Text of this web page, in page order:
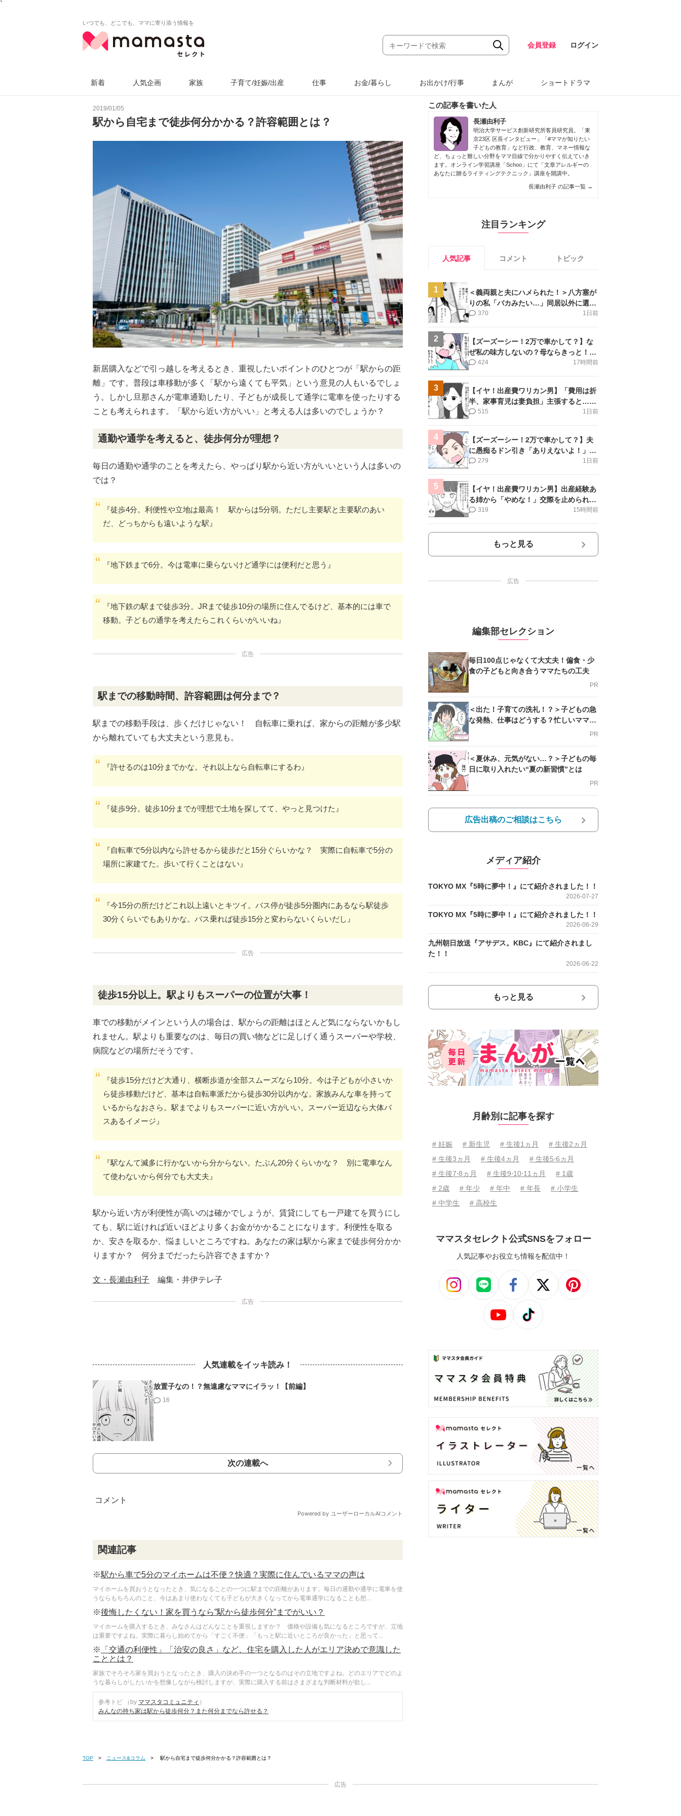
`
いつでも、どこでも、ママに寄り添う情報を
会員登録 ログイン
新着 人気企画 家族 子育て/妊娠/出産 仕事 お金/暮らし お出かけ/行事 まんが ショートドラマ
2019/01/05
駅から自宅まで徒歩何分かかる？許容範囲とは？
新居購入などで引っ越しを考えるとき、重視したいポイントのひとつが「駅からの距
離」です。普段は車移動が多く「駅から遠くても平気」という意見の人もいるでしょ
う。しかし旦那さんが電車通勤したり、子どもが成長して通学に電車を使ったりする
ことも考えられます。「駅から近い方がいい」と考える人は多いのでしょうか？
通勤や通学を考えると、徒歩何分が理想？
毎日の通勤や通学のことを考えたら、やっぱり駅から近い方がいいという人は多いの
では？
『徒歩4分。利便性や立地は最高！ 駅からは5分弱。ただし主要駅と主要駅のあい
だ、どっちからも遠いような駅』
『地下鉄まで6分。今は電車に乗らないけど通学には便利だと思う』
『地下鉄の駅まで徒歩3分。JRまで徒歩10分の場所に住んでるけど、基本的には車で
移動。子どもの通学を考えたらこれくらいがいいね』
広告
駅までの移動時間、許容範囲は何分まで？
駅までの移動手段は、歩くだけじゃない！ 自転車に乗れば、家からの距離が多少駅
から離れていても大丈夫という意見も。
『許せるのは10分までかな。それ以上なら自転車にするわ』
『徒歩9分。徒歩10分までが理想で土地を探してて、やっと見つけた』
『自転車で5分以内なら許せるから徒歩だと15分ぐらいかな？ 実際に自転車で5分の
場所に家建てた。歩いて行くことはない』
『今15分の所だけどこれ以上遠いとキツイ。バス停が徒歩5分圏内にあるなら駅徒歩
30分くらいでもありかな。バス乗れば徒歩15分と変わらないくらいだし』
広告
徒歩15分以上。駅よりもスーパーの位置が大事！
車での移動がメインという人の場合は、駅からの距離はほとんど気にならないかもし
れません。駅よりも重要なのは、毎日の買い物などに足しげく通うスーパーや学校、
病院などの場所だそうです。
『徒歩15分だけど大通り、横断歩道が全部スムーズなら10分。今は子どもが小さいか
ら徒歩移動だけど、基本は自転車派だから徒歩30分以内かな。家族みんな車を持って
いるからなおさら。駅までよりもスーパーに近い方がいい。スーパー近辺なら大体バ
スあるイメージ』
『駅なんて滅多に行かないから分からない。たぶん20分くらいかな？ 別に電車なん
て使わないから何分でも大丈夫』
駅から近い方が利便性が高いのは確かでしょうが、賃貸にしても一戸建てを買うにし
ても、駅に近ければ近いほどより多くお金がかかることになります。利便性を取る
か、安さを取るか、悩ましいところですね。あなたの家は駅から家まで徒歩何分かか
りますか？ 何分までだったら許容できますか？
文・長瀬由利子 編集・井伊テレ子
広告
人気連載をイッキ読み！
放置子なの！？無遠慮なママにイラッ！【前編】
16
次の連載へ
関連記事
※駅から車で5分のマイホームは不便？快適？実際に住んでいるママの声は
マイホームを買おうとなったとき、気になることの一つに駅までの距離があります。毎日の通勤や通学に電車を使
うならもちろんのこと、今はあまり使わなくても子どもが大きくなってから電車通学になることも想...
※後悔したくない！家を買うなら”駅から徒歩何分”までがいい？
マイホームを購入するとき、みなさんはどんなことを重視しますか？ 価格や設備も気になるところですが、立地
は重要ですよね。実際に暮らし始めてから「すごく不便」「もっと駅に近いところが良かった」と思って...
※
「交通の利便性」「治安の良さ」など、住宅を購入した人がエリア決めで意識した
こととは？
家族でそろそろ家を買おうとなったとき、購入の決め手の一つとなるのはその立地ですよね。どのエリアでどのよ
うな暮らしがしたいかを想像しながら検討しますが、実際に購入する前はさまざまな判断材料が欲し...
参考トピ （by ママスタコミュニティ ）
みんなの持ち家は駅から徒歩何分？また何分までなら許せる？
この記事を書いた人
長瀬由利子
明治大学サービス創新研究所客員研究員。「東
京23区 区長インタビュー」「#ママが知りたい
子どもの教育」など行政、教育、マネー情報な
ど、ちょっと難しい分野をママ目線で分かりやすく伝えていき
ます。オンライン学習講座「Schoo」にて「文章アレルギーの
あなたに贈るライティングテクニック」講座を開講中。
長瀬由利子 の記事一覧 →
注目ランキング
人気記事 コメント トピック
1
＜義両親と夫にハメられた！＞八方塞が
りの私「バカみたい…」同居以外に選択
肢がない【第5話まんが】
1日前
370
2
【ズーズーシー！2万で車かして？】な
ぜ私の味方しないの？母ならきっと！＜
第17話＞#4コマ母道場
17時間前
424
3
【イヤ！出産費ワリカン男】「費用は折
半、家事育児は妻負担」主張すると…＜
第11話＞#4コマ母道場
1日前
515
4
【ズーズーシー！2万で車かして？】夫
に愚痴るドン引き「ありえないよ！」＜
第16話＞#4コマ母道場
1日前
279
5
【イヤ！出産費ワリカン男】出産経験あ
る姉から「やめな！」交際を止められ＜
第12話＞#4コマ母道場
15時間前
319
もっと見る
広告
編集部セレクション
毎日100点じゃなくて大丈夫！偏食・少
食の子どもと向き合うママたちの工夫
PR
＜出た！子育ての洗礼！？＞子どもの急
な発熱、仕事はどうする？忙しいママを
PR
＜夏休み、元気がない…？＞子どもの毎
日に取り入れたい“夏の新習慣”とは
PR
広告出稿のご相談はこちら
メディア紹介
TOKYO MX『5時に夢中！』にて紹介されました！！
2026-07-27
TOKYO MX『5時に夢中！』にて紹介されました！！
2026-06-29
九州朝日放送『アサデス。KBC』にて紹介されまし
た！！
2026-06-22
もっと見る
月齢別に記事を探す
# 妊娠 # 新生児 # 生後1ヵ月
# 生後2ヵ月
# 生後3ヵ月
# 生後4ヵ月
# 生後5⋅6ヵ月
# 生後7⋅8ヵ月
# 生後9⋅10⋅11ヵ月
# 1歳
# 2歳
# 年少 # 年中 # 年長
# 小学生
# 中学生
# 高校生
ママスタセレクト公式SNSをフォロー
人気記事やお役立ち情報を配信中！
TOP ニュース&コラム 駅から自宅まで徒歩何分かかる？許容範囲とは？
広告